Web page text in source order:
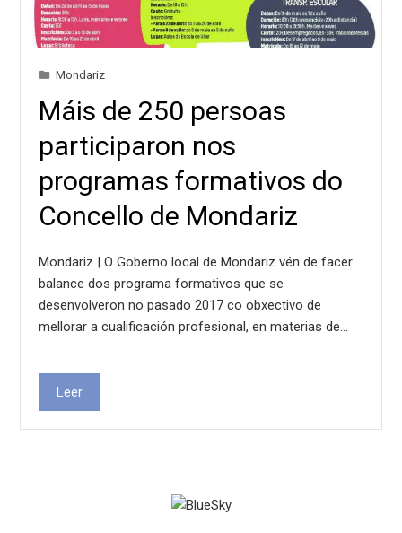
Mondariz
Máis de 250 persoas
participaron nos
programas formativos do
Concello de Mondariz
Mondariz | O Goberno local de Mondariz vén de facer
balance dos programa formativos que se
desenvolveron no pasado 2017 co obxectivo de
mellorar a cualificación profesional, en materias de…
Leer